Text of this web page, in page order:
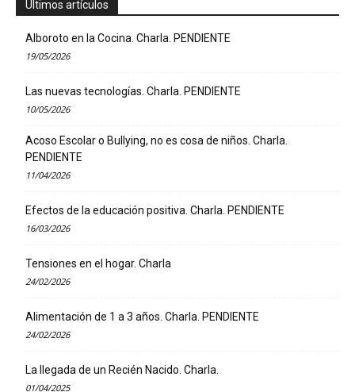
Últimos artículos
Alboroto en la Cocina. Charla. PENDIENTE
19/05/2026
Las nuevas tecnologías. Charla. PENDIENTE
10/05/2026
Acoso Escolar o Bullying, no es cosa de niños. Charla.
PENDIENTE
11/04/2026
Efectos de la educación positiva. Charla. PENDIENTE
16/03/2026
Tensiones en el hogar. Charla
24/02/2026
Alimentación de 1 a 3 años. Charla. PENDIENTE
24/02/2026
La llegada de un Recién Nacido. Charla.
01/04/2025